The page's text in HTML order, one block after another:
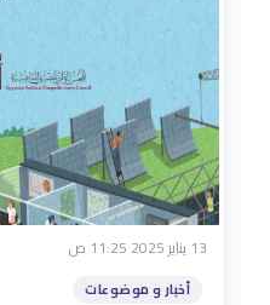
13 يناير 2025 11:25 ص
أخبار و موضوعات